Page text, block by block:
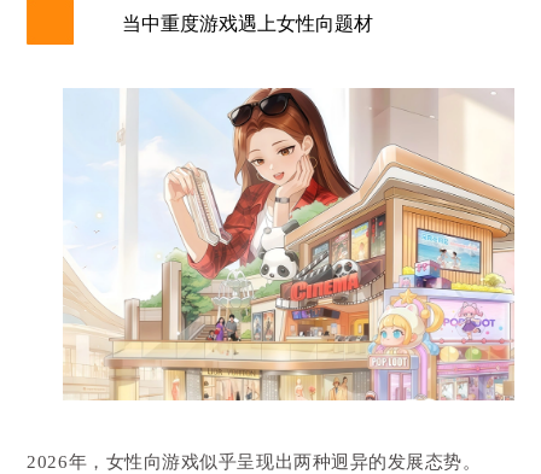
当中重度游戏遇上女性向题材
2026年，女性向游戏似乎呈现出两种迥异的发展态势。